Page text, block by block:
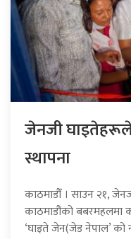
जेनजी
स्थापना
काठमाडौँ । साउन २१,
काठमाडौंको बबरमहलमा
‘घाइते जेन(जेड नेपाल’ को